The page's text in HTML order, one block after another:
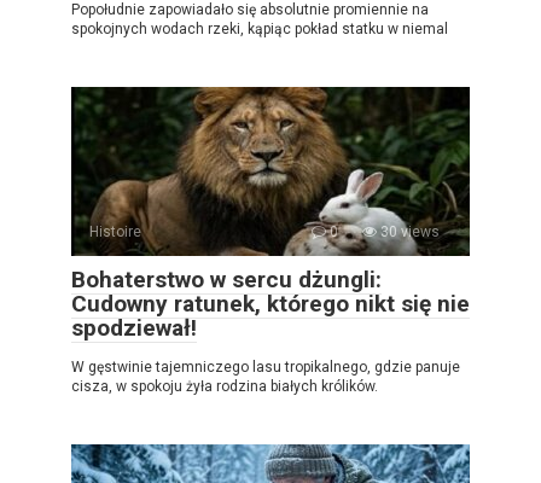
Popołudnie zapowiadało się absolutnie promiennie na
spokojnych wodach rzeki, kąpiąc pokład statku w niemal
Histoire 0 30 views
Bohaterstwo w sercu dżungli:
Cudowny ratunek, którego nikt się nie
spodziewał!
W gęstwinie tajemniczego lasu tropikalnego, gdzie panuje
cisza, w spokoju żyła rodzina białych królików.